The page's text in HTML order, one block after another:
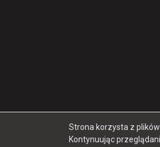
Strona korzysta z plików
Kontynuując